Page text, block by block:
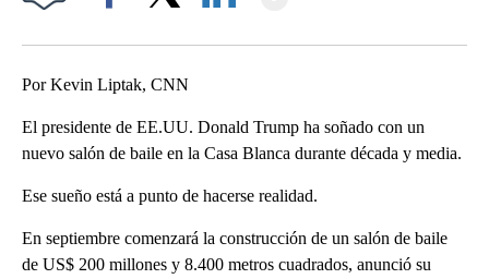
Por Kevin Liptak, CNN
El presidente de EE.UU. Donald Trump ha soñado con un
nuevo salón de baile en la Casa Blanca durante década y media.
Ese sueño está a punto de hacerse realidad.
En septiembre comenzará la construcción de un salón de baile
de US$ 200 millones y 8.400 metros cuadrados, anunció su